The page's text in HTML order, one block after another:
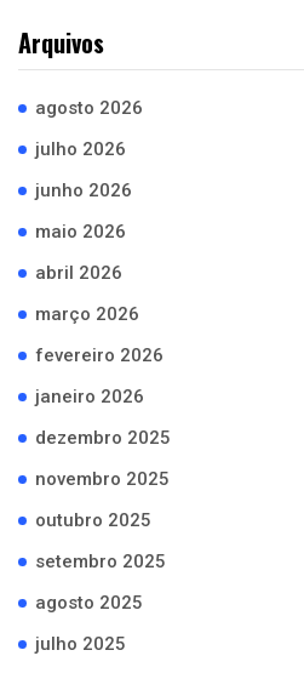
Arquivos
agosto 2026
julho 2026
junho 2026
maio 2026
abril 2026
março 2026
fevereiro 2026
janeiro 2026
dezembro 2025
novembro 2025
outubro 2025
setembro 2025
agosto 2025
julho 2025